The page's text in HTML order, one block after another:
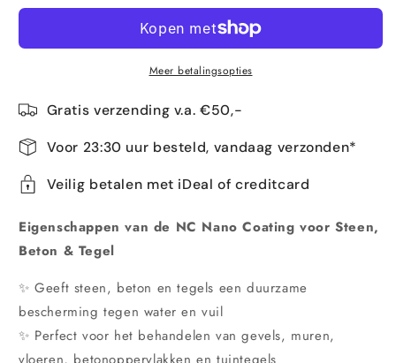
Beton
Tegel
Beton
&amp;
Tegel
Meer betalingsopties
Gratis verzending v.a. €50,-
Voor 23:30 uur besteld, vandaag verzonden*
Veilig betalen met iDeal of creditcard
Eigenschappen van de NC Nano Coating voor Steen,
Beton & Tegel
✨ Geeft steen, beton en tegels een duurzame
bescherming tegen water en vuil
✨ Perfect voor het behandelen van gevels, muren,